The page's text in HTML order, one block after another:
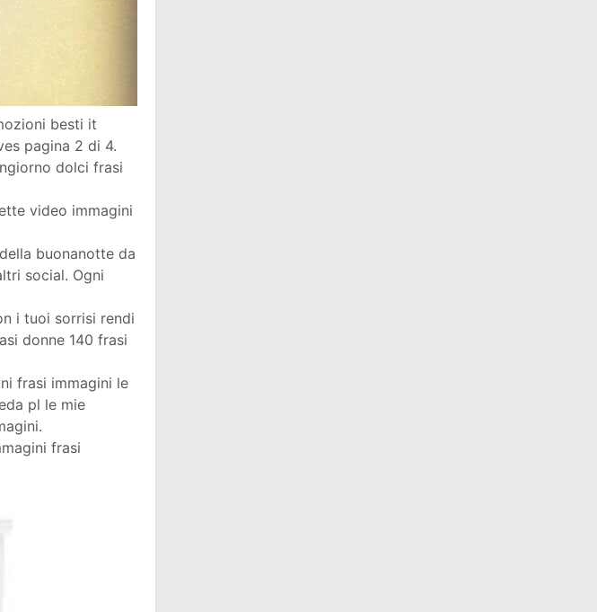
besti it
pagina 2 di 4.
dolci frasi
video immagini
buonanotte da
social. Ogni
i tuoi sorrisi rendi
donne 140 frasi
frasi immagini le
pl le mie
frasi